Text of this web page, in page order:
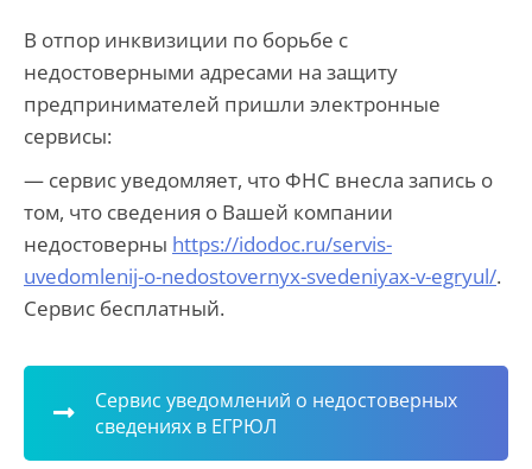
В отпор инквизиции по борьбе с
недостоверными адресами на защиту
предпринимателей пришли электронные
сервисы:
— сервис уведомляет, что ФНС внесла запись о
том, что сведения о Вашей компании
недостоверны https://idodoc.ru/servis-
uvedomlenij-o-nedostovernyx-svedeniyax-v-egryul/.
Сервис бесплатный.
Сервис уведомлений о недостоверных
сведениях в ЕГРЮЛ